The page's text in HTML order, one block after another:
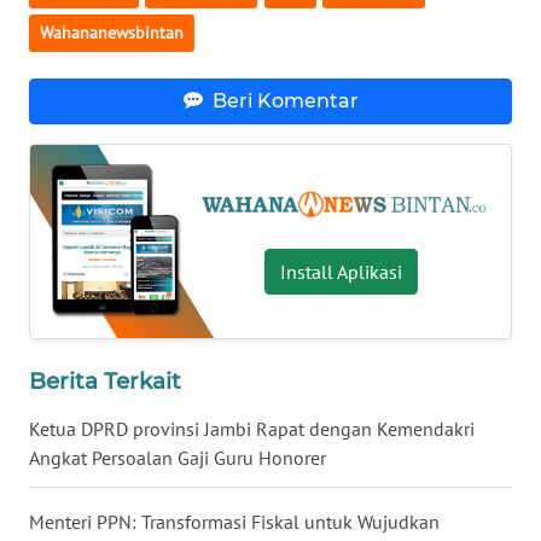
Wahananewsbintan
Beri Komentar
Install Aplikasi
Berita Terkait
Ketua DPRD provinsi Jambi Rapat dengan Kemendakri
Angkat Persoalan Gaji Guru Honorer
Menteri PPN: Transformasi Fiskal untuk Wujudkan
BENGKULU
WN
WN
JATENG
WN
NUSANTARA
WN
JOGJA
WN
JATIM
WN